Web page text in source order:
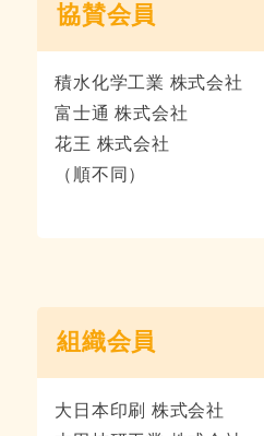
協賛会員
積水化学工業 株式会社
富士通 株式会社
花王 株式会社
（順不同）
組織会員
大日本印刷 株式会社